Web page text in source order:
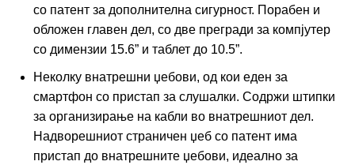
со патент за дополнителна сигурност. Порабен и
обложен главен дел, со две прегради за компјутер
со димензии 15.6” и таблет до 10.5”.
Неколку внатрешни џебови, од кои еден за
смартфон со пристап за слушалки. Содржи штипки
за организирање на кабли во внатрешниот дел.
Надворешниот страничен џеб со патент има
пристап до внатрешните џебови, идеално за